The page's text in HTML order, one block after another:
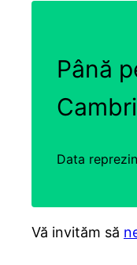
Până
Data
Vă invităm să